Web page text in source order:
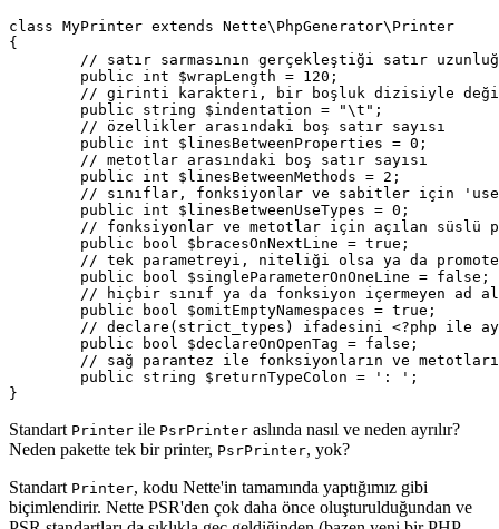
class MyPrinter extends Nette\PhpGenerator\Printer
{
Standart Printer ile PsrPrinter aslında nasıl ve neden ayrılır?
Neden pakette tek bir printer, PsrPrinter, yok?
Standart Printer, kodu Nette'in tamamında yaptığımız gibi
biçimlendirir. Nette PSR'den çok daha önce oluşturulduğundan ve